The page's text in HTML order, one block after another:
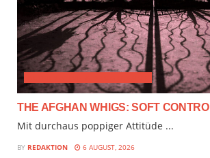
THE AFGHAN WHIGS: SOFT
Mit durchaus poppiger Attitüde ...
BY REDAKTION 6 AUGUST, 2026